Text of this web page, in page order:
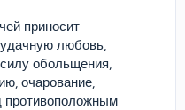
приносит
любовь,
обольщения,
очарование,
противоположным